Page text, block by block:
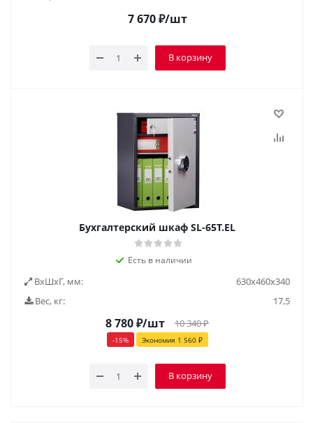
7 670₽/шт
В корзину
Бухгалтерский шкаф SL-65Т.EL
Есть в наличии
ВxШxГ, мм:
630x460x340
Вес, кг:
17,5
8 780₽/шт 10 340₽
-15% Экономия 1 560₽
В корзину